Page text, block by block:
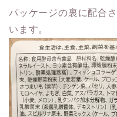
パッケージの裏に配合
います。